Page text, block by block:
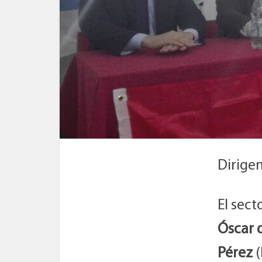
El
Óscar
Pérez